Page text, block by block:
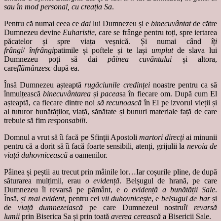
sau în mod personal, cu creația Sa.
Pentru că numai ceea ce dai lui Dumnezeu și e binecuvântatde către
Dumnezeu devineEuharistie, care se frânge pentru toți, spre iertarea
păcatelor și spre viața veșnică. Și numai când îți
frângi/ înfrângipatimile și poftele și te lași umplutde slava lui
Dumnezeu poți să daipâinea cuvântului și altora,
careflămânzesc după ea.
Însă Dumnezeu așteaptărugăciunile credinței noastre pentru ca să
înmulțeascăbinecuvântarea șipaceasa în fiecare om. După cum El
așteaptă, ca fiecare dintre noi să recunoască în El pe izvorul vieții și
al tuturor bunătăților, viață, sănătate și bunuri materiale față de care
trebuie să fim responsabili.
Domnul a vrut să îi facă pe Sfinții Apostoli martori direcțiai minunii
pentru că a dorit să îi facă foarte sensibili, atenți, grijulii la nevoia de
viață duhovnicească a oamenilor.
Pâinea și peștii au trecut prin mâinile lor…Iar coșurile pline, de după
săturarea mulțimii, erau o evidență. Belșugul de hrană, pe care
Dumnezeu îl revarsă pe pământ, eo evidență a bunătății Sale.
Însă,și mai evident, pentru cei vii duhovnicește, e belșugul de harși
de viață dumnezeiascăpe care Dumnezeul nostruîl revarsă
lumii prin Biserica Sa și prin toată averea cerească a Bisericii Sale.